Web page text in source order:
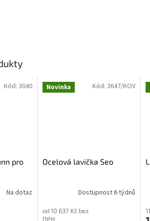
pro
Na dotaz
Kód: 3040 Novinka
Ocelová lavička Seo
Dostupnost 6 týdnů
od 10 637 Kč bez
DPH
Kód: 3647/KOV